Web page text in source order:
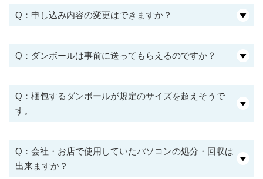
Q：申し込み内容の変更はできますか？
Q：ダンボールは事前に送ってもらえるのですか？
Q：梱包するダンボールが規定のサイズを超えそうで
す。
Q：会社・お店で使用していたパソコンの処分・回収は
出来ますか？